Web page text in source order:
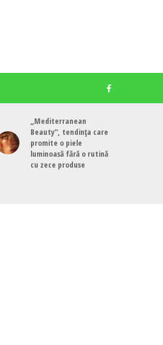
„Mediterranean
Beauty”, tendința care
promite o piele
luminoasă fără o rutină
cu zece produse